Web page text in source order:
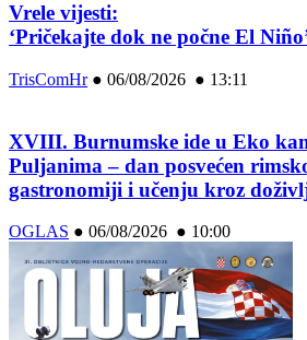
Vrele vijesti:
‘Pričekajte dok ne počne El
TrisComHr● 06/08/2026 ● 13:11
XVIII. Burnumske ide u Eko
Puljanima – dan posvećen
gastronomiji i učenju kroz
OGLAS ● 06/08/2026 ● 10:00